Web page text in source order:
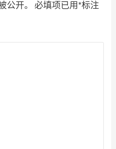
公开。 必填项已用*标注